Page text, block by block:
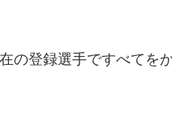
の登録選手ですべてを